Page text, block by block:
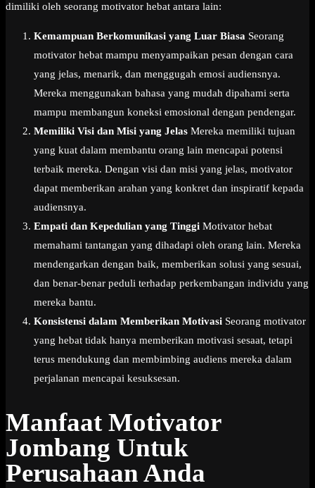
dimiliki oleh seorang motivator hebat antara lain:
Kemampuan Berkomunikasi yang Luar Biasa Seorang
motivator hebat mampu menyampaikan pesan dengan cara
yang jelas, menarik, dan menggugah emosi audiensnya.
Mereka menggunakan bahasa yang mudah dipahami serta
mampu membangun koneksi emosional dengan pendengar.
Memiliki Visi dan Misi yang Jelas Mereka memiliki tujuan
yang kuat dalam membantu orang lain mencapai potensi
terbaik mereka. Dengan visi dan misi yang jelas, motivator
dapat memberikan arahan yang konkret dan inspiratif kepada
audiensnya.
Empati dan Kepedulian yang Tinggi Motivator hebat
memahami tantangan yang dihadapi oleh orang lain. Mereka
mendengarkan dengan baik, memberikan solusi yang sesuai,
dan benar-benar peduli terhadap perkembangan individu yang
mereka bantu.
Konsistensi dalam Memberikan Motivasi Seorang motivator
yang hebat tidak hanya memberikan motivasi sesaat, tetapi
terus mendukung dan membimbing audiens mereka dalam
perjalanan mencapai kesuksesan.
Manfaat Motivator
Jombang Untuk
Perusahaan Anda